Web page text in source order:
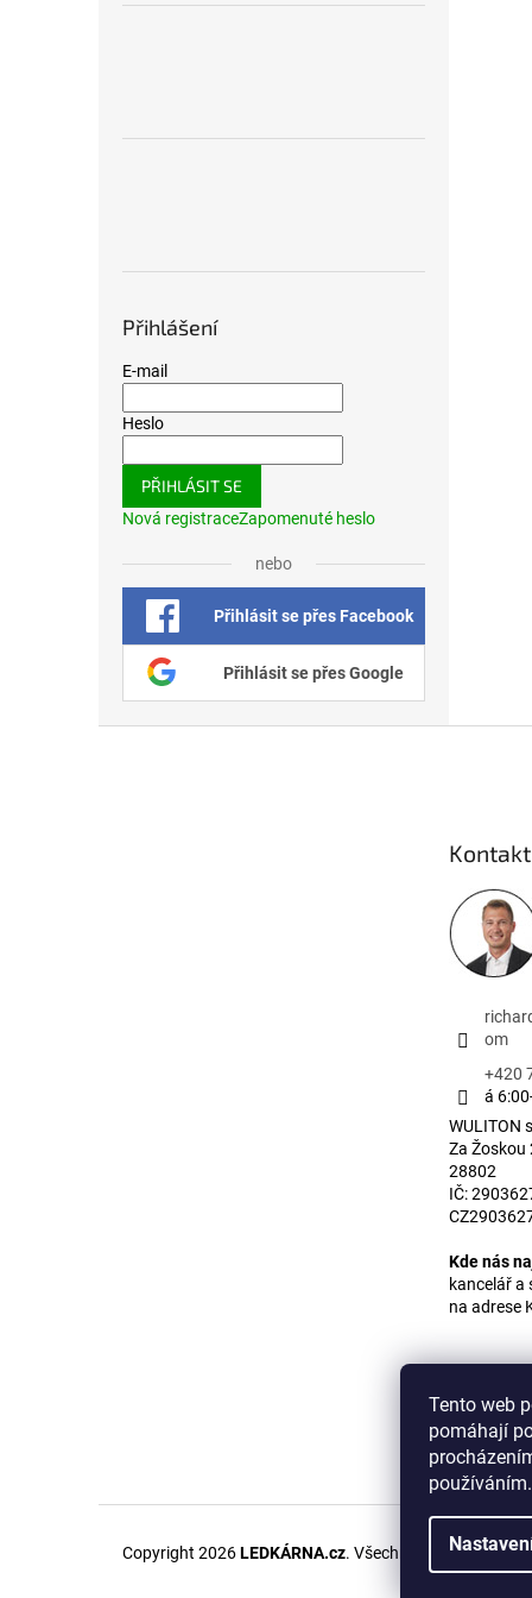
Tento web
pomáhají
Přihlášení
E-mail
Heslo
PŘIHLÁSIT SE
Nová registraceZapomenuté heslo
nebo
Přihlásit se přes Facebook
Přihlásit se přes Google
Kontakt
om
+420
á
WULITON
Za Žoskou
28802
IČ:
Kde nás
kancelář a
na adrese
Copyright 2026LEDKÁRNA.cz. Všechna práva